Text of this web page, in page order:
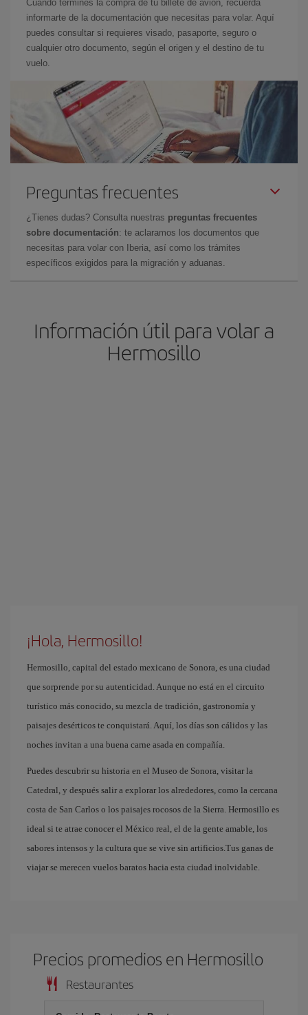
Cuando termines la compra de tu billete de avión, recuerda
informarte de la documentación que necesitas para volar. Aquí
puedes consultar si requieres visado, pasaporte, seguro o
cualquier otro documento, según el origen y el destino de tu
vuelo.
Preguntas frecuentes
¿Tienes dudas? Consulta nuestras preguntas frecuentes
sobre documentación: te aclaramos los documentos que
necesitas para volar con Iberia, así como los trámites
específicos exigidos para la migración y aduanas.
Información útil para volar a
Hermosillo
¡Hola, Hermosillo!
Hermosillo, capital del estado mexicano de Sonora, es una ciudad
que sorprende por su autenticidad. Aunque no está en el circuito
turístico más conocido, su mezcla de tradición, gastronomía y
paisajes desérticos te conquistará. Aquí, los días son cálidos y las
noches invitan a una buena carne asada en compañía.
Puedes descubrir su historia en el Museo de Sonora, visitar la
Catedral, y después salir a explorar los alrededores, como la cercana
costa de San Carlos o los paisajes rocosos de la Sierra. Hermosillo es
ideal si te atrae conocer el México real, el de la gente amable, los
sabores intensos y la cultura que se vive sin artificios.Tus ganas de
viajar se merecen vuelos baratos hacia esta ciudad inolvidable.
Precios promedios en Hermosillo
Restaurantes